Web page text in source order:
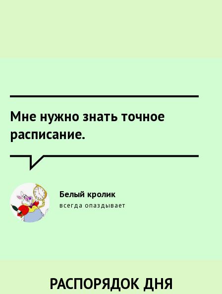
Мне нужно знать точное
расписание.
Белый кролик
всегда опаздывает
РАСПОРЯДОК ДНЯ